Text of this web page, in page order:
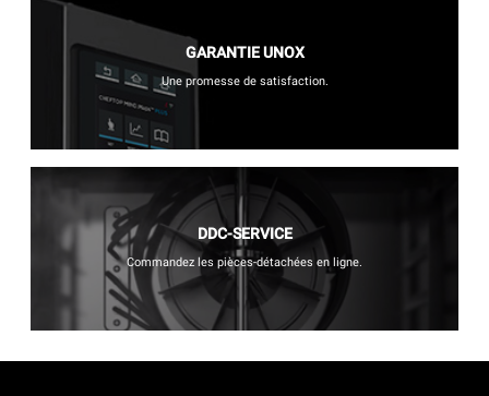
GARANTIE UNOX
Une promesse de satisfaction.
DDC-SERVICE
Commandez les pièces-détachées en ligne.